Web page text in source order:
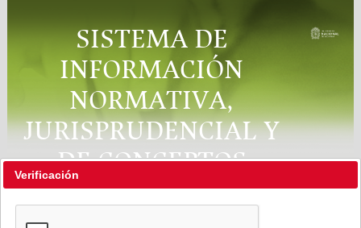
SISTEMA DE
INFORMACIÓN
NORMATIVA,
JURISPRUDENCIAL Y
DE CONCEPTOS
"RÉGIMEN LEGAL"
Verificación